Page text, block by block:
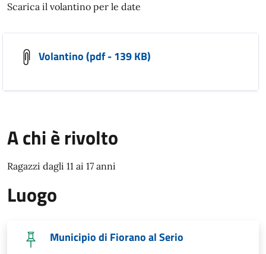
Scarica il volantino per le date
Volantino (pdf - 139 KB)
A chi è rivolto
Ragazzi dagli 11 ai 17 anni
Luogo
Municipio di Fiorano al Serio